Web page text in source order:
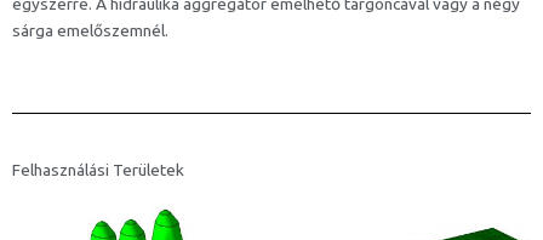
sárga emelőszemnél.
Felhasználási Területek